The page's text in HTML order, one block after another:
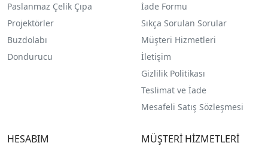
Paslanmaz Çelik Çıpa
Projektörler
Buzdolabı
Dondurucu
İade Formu
Sıkça Sorulan Sorular
Müşteri Hizmetleri
İletişim
Gizlilik Politikası
Teslimat ve İade
Mesafeli Satış Sözleşmesi
HESABIM MÜŞTERİ HİZMETLERİ